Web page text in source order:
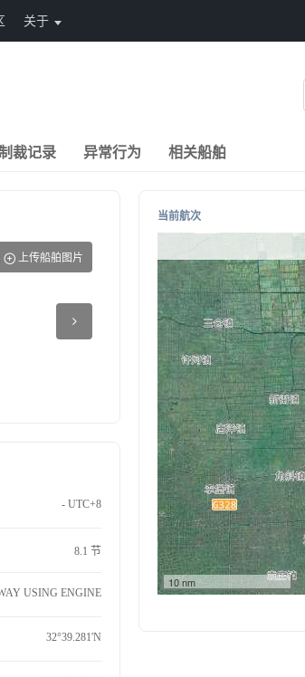
关于
裁记录 异常行为 相关船舶
上传船舶图片
- UTC+8
8.1 节
USING ENGINE
32°39.281'N
当前航次
10 nm